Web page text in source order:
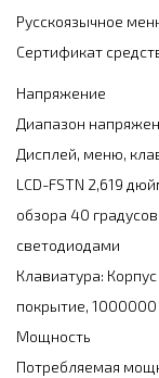
Русскоязычное
Сертификат
Напряжение
Диапазон
Дисплей, меню,
LCD-FSTN 2,619
обзора 40
светодиодами
Клавиатура:
покрытие,
Мощность
Потребляемая